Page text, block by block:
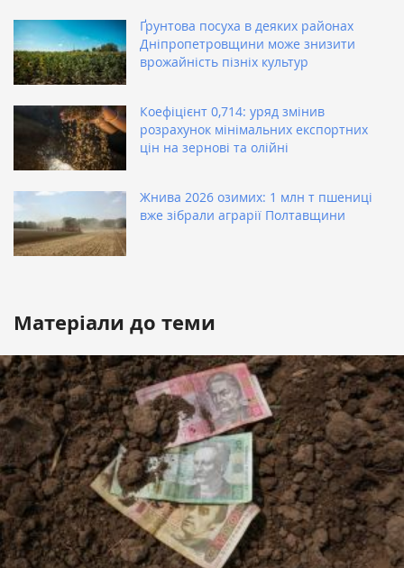
Ґрунтова посуха в деяких районах
Дніпропетровщини може знизити
врожайність пізніх культур
Коефіцієнт 0,714: уряд змінив
розрахунок мінімальних експортних
цін на зернові та олійні
Жнива 2026 озимих: 1 млн т пшениці
вже зібрали аграрії Полтавщини
Матеріали до теми